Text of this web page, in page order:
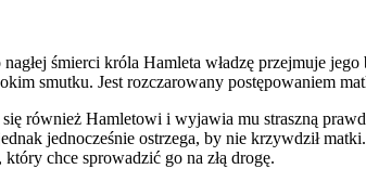
śmierci króla Hamleta władzę przejmuje
smutku. Jest rozczarowany postępowaniem
również Hamletowi i wyjawia mu straszną
jednocześnie ostrzega, by nie krzywdził
chce sprowadzić go na złą drogę.